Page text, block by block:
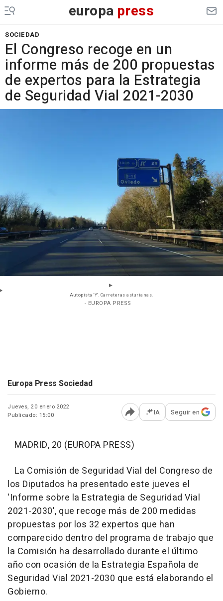
europa press
SOCIEDAD
El Congreso recoge en un
informe más de 200 propuestas
de expertos para la Estrategia
de Seguridad Vial 2021-2030
Autopista 'Y'. Carreteras asturianas.
- EUROPA PRESS
Europa Press Sociedad
Jueves, 20 enero 2022
Publicado: 15:00
Abrir opciones para
IA Seguir en
MADRID, 20 (EUROPA PRESS)
La Comisión de Seguridad Vial del Congreso de
los Diputados ha presentado este jueves el
'Informe sobre la Estrategia de Seguridad Vial
2021-2030', que recoge más de 200 medidas
propuestas por los 32 expertos que han
comparecido dentro del programa de trabajo que
la Comisión ha desarrollado durante el último
año con ocasión de la Estrategia Española de
Seguridad Vial 2021-2030 que está elaborando el
Gobierno.